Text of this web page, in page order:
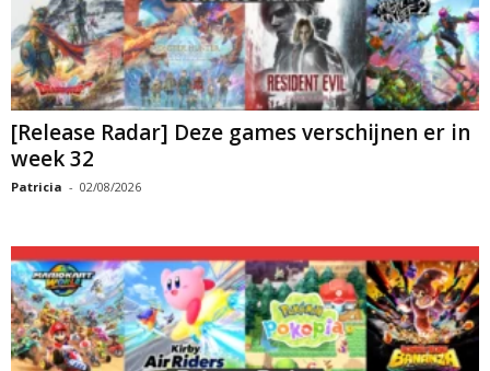
[Release Radar] Deze games verschijnen er in
week 32
Patricia - 02/08/2026